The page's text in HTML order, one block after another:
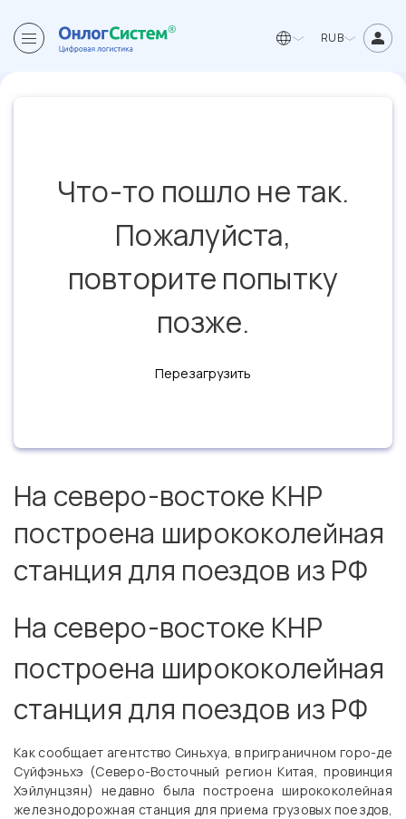
RUB
Что-то пошло не так.
Пожалуйста,
повторите попытку
позже.
Перезагрузить
На северо-востоке КНР
построена ширококолейная
станция для поездов из РФ
На северо-востоке КНР
построена ширококолейная
станция для поездов из РФ
Как сообщает агентство Синьхуа, в приграничном горо-де
Суйфэньхэ (Северо-Восточный регион Китая, провинция
Хэйлунцзян) недавно была построена ширококолейная
железнодорожная станция для приема грузовых поездов,